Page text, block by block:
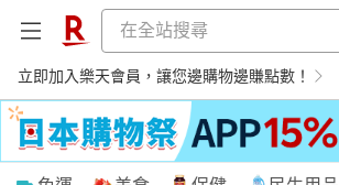
立即加入樂天會員，讓您邊購物邊賺點數！